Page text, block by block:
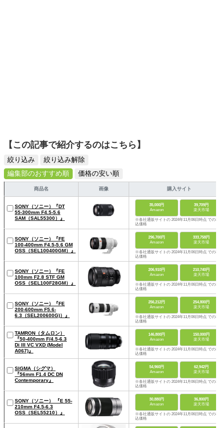
【この記事で紹介するのはこちら】
絞り込み
絞り込み解除
編集部のおすすめ順
価格の安い順
商品名 画像 購入サイト
SONY（ソニー）『DT
55-300mm F4.5-5.6
SAM（SAL55300）』
35,000円
Amazon
39,709円
楽天市場
※各社通販サイトの 2024年11月06日時点 での税
込価格
SONY（ソニー）『FE
100-400mm F4.5-5.6 GM
OSS（SEL100400GM）』
296,700円
Amazon
333,758円
楽天市場
※各社通販サイトの 2024年11月06日時点 での税
込価格
SONY（ソニー）『FE
100mm F2.8 STF GM
OSS（SEL100F28GM）』
206,910円
Amazon
210,740円
楽天市場
※各社通販サイトの 2024年11月06日時点 での税
込価格
SONY（ソニー）『FE
200-600mm F5.6-
6.3（SEL200600G)）』
256,212円
Amazon
254,800円
楽天市場
※各社通販サイトの 2024年11月06日時点 での税
込価格
TAMRON（タムロン）
『50-400mm F/4.5-6.3
Di III VC VXD (Model
A067)』
146,800円
Amazon
150,000円
楽天市場
※各社通販サイトの 2024年11月06日時点 での税
込価格
SIGMA（シグマ）
『56mm F1.4 DC DN
Contemporary』
54,960円
Amazon
62,942円
楽天市場
※各社通販サイトの 2024年11月06日時点 での税
込価格
SONY（ソニー） 『E 55-
210mm F4.5-6.3
OSS（SEL55210）』
30,880円
Amazon
36,800円
楽天市場
※各社通販サイトの 2024年11月06日時点 での税
込価格